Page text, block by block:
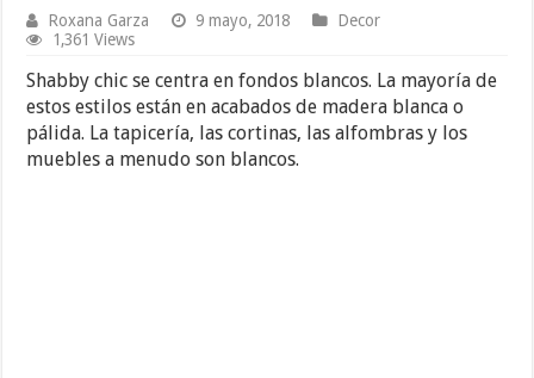
Roxana Garza 9 mayo, 2018
Decor
1,361 Views
Shabby chic se centra en fondos blancos. La mayoría de
estos estilos están en acabados de madera blanca o
pálida. La tapicería, las cortinas, las alfombras y los
muebles a menudo son blancos.